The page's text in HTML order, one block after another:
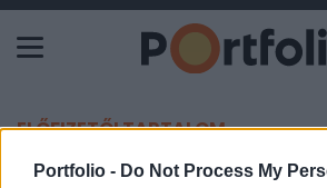
Portfolio - Do Not Process My
ELŐFIZETŐI TARTALOM
Kitartott a gyors